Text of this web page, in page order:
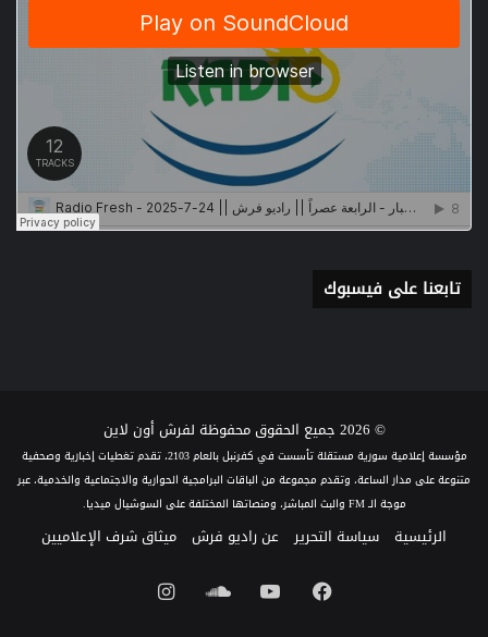
تابعنا على فيسبوك
© 2026 جميع الحقوق محفوظة لفرش أون لاين
مؤسسة إعلامية سورية مستقلة تأسست في كفرنبل بالعام 2103، تقدم تغطيات إخبارية وصحفية
متنوعة على مدار الساعة، وتقدم مجموعة من الباقات البرامجية الحوارية والاجتماعية والخدمية، عبر
موجة الـ FM والبث المباشر، ومنصاتها المختلفة على السوشيال ميديا.
الرئيسية سياسة التحرير عن راديو فرش ميثاق شرف الإعلاميين
فيسبوكيوتيوبساوندانستقرام